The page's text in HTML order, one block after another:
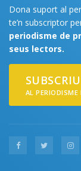
Dona suport al
te’n subscriptor
periodisme de
seus lectors.
AL PERIODISME